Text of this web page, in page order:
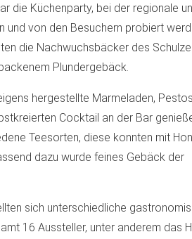
die Küchenparty, bei der regionale
von den Besuchern probiert
die Nachwuchsbäcker des
Plundergebäck.
hergestellte Marmeladen,
Cocktail an der Bar
Teesorten, diese konnten mit
dazu wurde feines Gebäck der
sich unterschiedliche
16 Aussteller, unter anderem das